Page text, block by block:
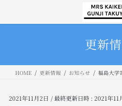
テ
ス
ゲ
ン
更新
HOME 更新情報 お知らせ 福島大学
2021年11月2日 / 最終更新日時 : 2021年11